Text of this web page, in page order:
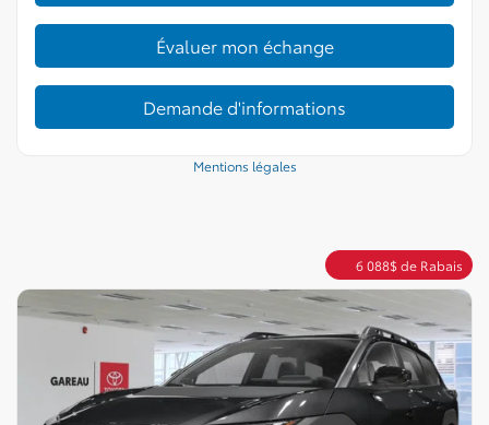
Évaluer mon échange
Demande d'informations
Mentions légales
6 088$de Rabais